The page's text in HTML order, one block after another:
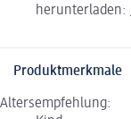
herunterladen:
Produktmerkmale
Altersempfehlung: